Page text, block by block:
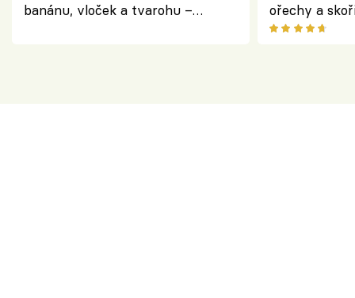
banánu, vloček a tvarohu –
ořechy a